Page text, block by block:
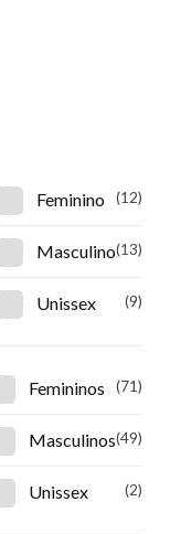
Feminino (12)
Masculino(13)
Unissex (9)
Femininos (71)
Masculinos(49)
Unissex (2)